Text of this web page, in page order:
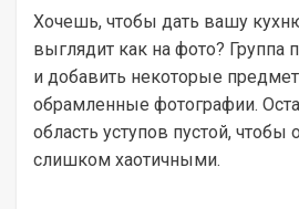
Хочешь, чтобы дать вашу
выглядит как на фото? Группа
и добавить некоторые
обрамленные фотографии.
область уступов пустой,
слишком хаотичными.